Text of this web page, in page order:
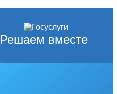
Решаем вместе